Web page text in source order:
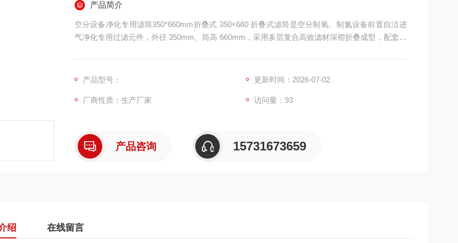
产品简介
空分设备净化专用滤筒350*660mm折叠式 350×660 折叠式滤筒是空分制氧、制氮设备前置自洁进
气净化专用过滤元件，外径 350mm、筒高 660mm，采用多层复合高效滤材深褶折叠成型，配套脉
机、分子筛等空分核心装置。
产品型号： 更新时间：2026-07-02
厂商性质：生产厂家 访问量：93
产品咨询 15731673659
绍 在线留言